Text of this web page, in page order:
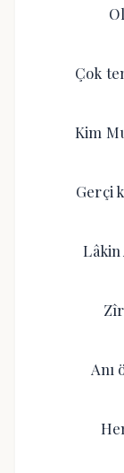
Çok
Kim
Gerçi
Anı